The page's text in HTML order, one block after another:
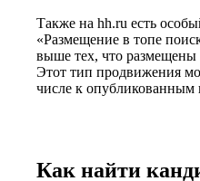
Также на hh.ru есть
«Размещение в топе
выше тех, что
Этот тип продвижения
числе к опубликованным
Как найти